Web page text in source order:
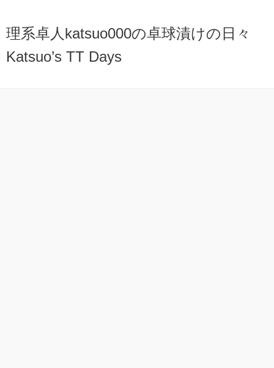
理系卓人katsuo000の卓球漬けの日々
Katsuo’s TT Days